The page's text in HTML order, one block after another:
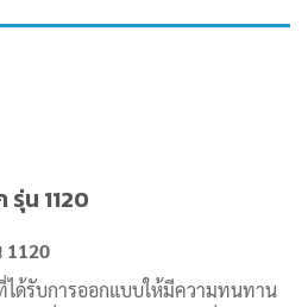
น 1120
1120
ด้รับการออกแบบให้มีความทนทาน